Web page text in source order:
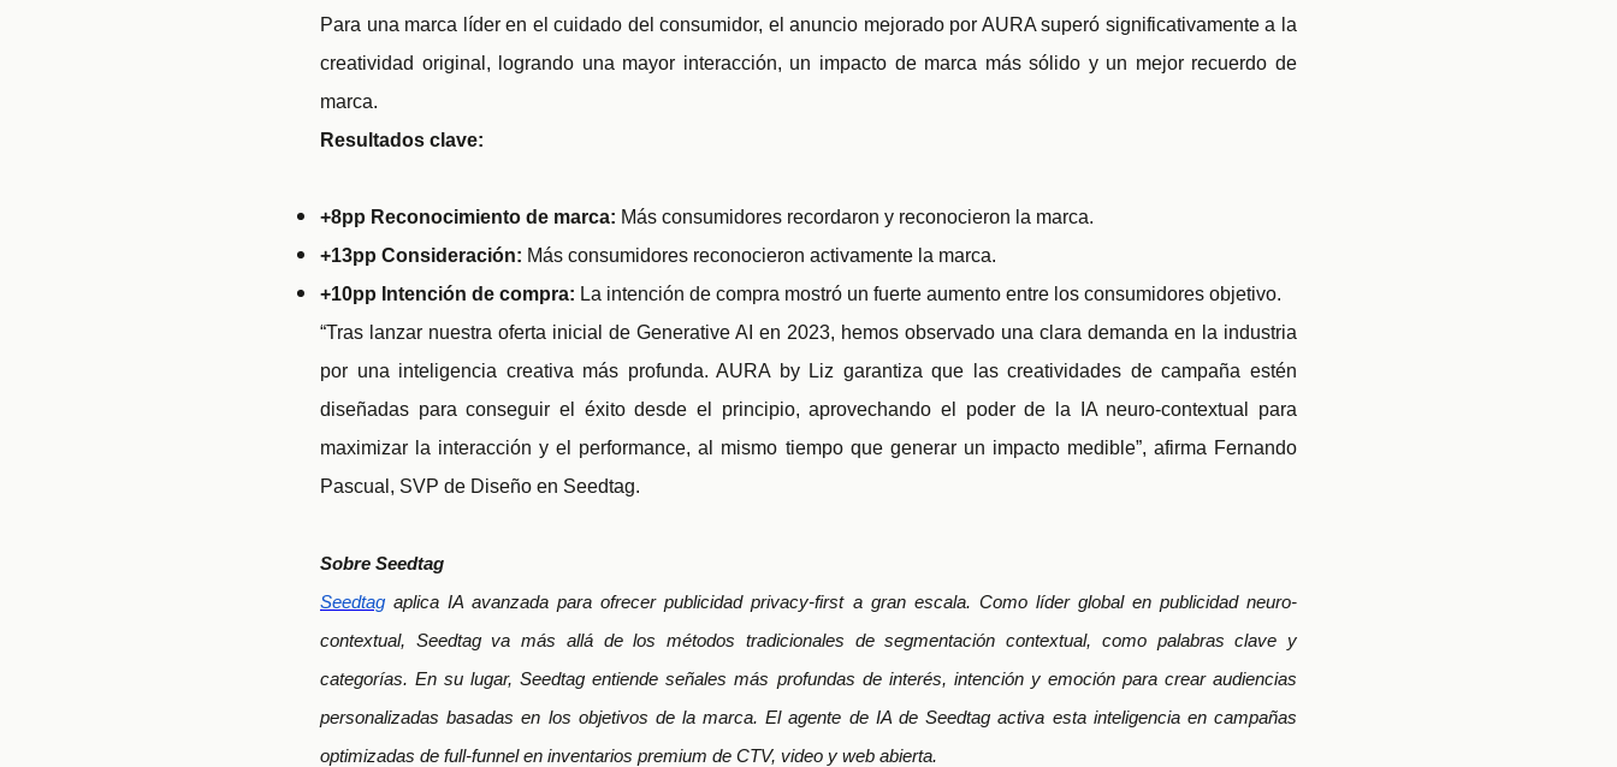
Para una marca líder en el cuidado del consumidor, el anuncio mejorado por AURA superó significativamente a la
creatividad original, logrando una mayor interacción, un impacto de marca más sólido y un mejor recuerdo de
marca.
Resultados clave:
+8pp Reconocimiento de marca: Más consumidores recordaron y reconocieron la marca.
+13pp Consideración: Más consumidores reconocieron activamente la marca.
+10pp Intención de compra: La intención de compra mostró un fuerte aumento entre los consumidores objetivo.
“Tras lanzar nuestra oferta inicial de Generative AI en 2023, hemos observado una clara demanda en la industria
por una inteligencia creativa más profunda. AURA by Liz garantiza que las creatividades de campaña estén
diseñadas para conseguir el éxito desde el principio, aprovechando el poder de la IA neuro-contextual para
maximizar la interacción y el performance, al mismo tiempo que generar un impacto medible”, afirma Fernando
Pascual, SVP de Diseño en Seedtag.
Sobre Seedtag
Seedtag aplica IA avanzada para ofrecer publicidad privacy-first a gran escala. Como líder global en publicidad neuro-
contextual, Seedtag va más allá de los métodos tradicionales de segmentación contextual, como palabras clave y
categorías. En su lugar, Seedtag entiende señales más profundas de interés, intención y emoción para crear audiencias
personalizadas basadas en los objetivos de la marca. El agente de IA de Seedtag activa esta inteligencia en campañas
optimizadas de full-funnel en inventarios premium de CTV, video y web abierta.